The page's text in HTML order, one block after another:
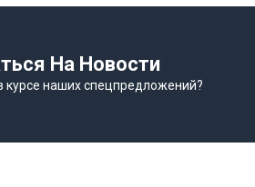
На Новости
курсе наших спецпредложений?